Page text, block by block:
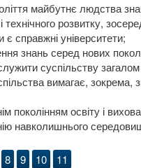
майбутнє людства
технічного розвитку,
справжні університети;
знань серед нових
суспільству
вимагає, зокрема,
поколінням освіту і
навколишнього
8 9 10 11